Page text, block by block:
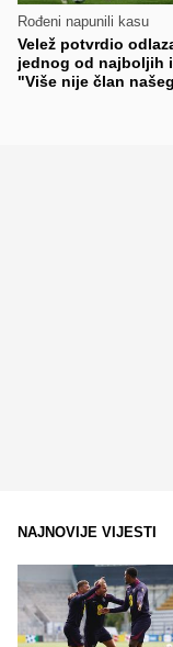
Rođeni napunili kasu
Velež potvrdio
jednog od najboljih
"Više nije član
NAJNOVIJE VIJESTI